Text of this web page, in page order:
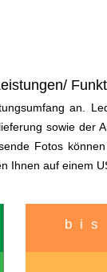
an.
sowie der
Fotos
Ihnen auf einem